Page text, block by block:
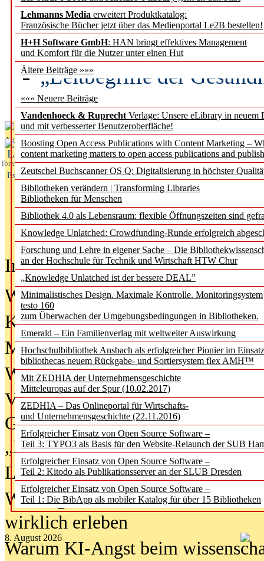
Lehmanns Media erweitert Produktkatalog:
Französische Bücher jetzt über das Medienportal Le2B bestellen!
H+H Software GmbH: HAN bringt effektives Management
und Komfort für die Nutzer unter einen Hut
Ältere Beiträge »»»
««« Neuere Beiträge
Vandenhoeck & Ruprecht Verlage: Unsere eLibrary in neuem
und mit verbesserter Benutzeroberfläche!
Boosting Open Access Publications with Content Marketing –
content marketing matters to open access publications and
Zeutschel Buchscanner OS Q: Digitalisierung in höchster
Bibliotheken verändern | Transforming Libraries
Bibliotheken für Menschen
Bibliothek 4.0 als Lebensraum: flexible Öffnungszeiten sind
Knowledge Unlatched: Crowdfunding-Runde erfolgreich
Forschung und Lehre in eigener Sache – Die
an der Hochschule für Technik und Wirtschaft HTW Chur
„Knowledge Unlatched ist der bessere DEAL”
Minimalistisches Design. Maximale Kontrolle. Monitoringsystem
testo 160
zum Überwachen der Umgebungsbedingungen in Bibliotheken.
Emerald – Ein Familienverlag mit weltweiter Auswirkung
Hochschulbibliothek Ansbach als erfolgreicher Pionier im
bibliothecas neuem Rückgabe- und Sortiersystem flex AMH™
Mit ZEDHIA der Unternehmensgeschichte
Mitteleuropas auf der Spur (10.02.2017)
ZEDHIA – Das Onlineportal für Wirtschafts-
und Unternehmensgeschichte (22.11.2016)
Erfolgreicher Einsatz von Open Source Software –
Teil 3: TYPO3 als Basis für den Website-Relaunch der SUB
Erfolgreicher Einsatz von Open Source Software –
Teil 2: Kitodo als Publikationsserver an der SLUB Dresden
Erfolgreicher Einsatz von Open Source Software –
Teil 1: Die BibApp als mobiler Katalog für über 15 Bibliotheken
8. August 2026
Künstliche Intelligenz
besser zu verstehen
„Leitbegriffe der
des BIÖG erscheinen
Aktuelles aus
L
ibrary
Essentials
In der Ausgabe06/2026(August
Was Hochschul­bibliotheken von
Kinder in der digitalen Welt
Metadaten als Infrastruktur
Wenn Bots katalogisieren
Von Abschlusskleidern bis
Geisterjagd-Ausrüstung in der
„Library of Things“ unterwegs
Lesen als Infrastrukturaufgabe
Wie Jugendliche Social Media
wirklich erleben
Warum KI-Angst beim